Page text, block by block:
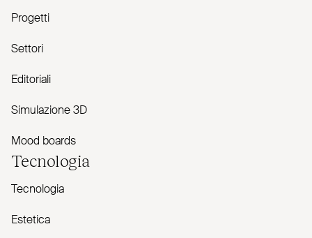
Progetti
Settori
Editoriali
Simulazione 3D
Mood boards
Tecnologia
Tecnologia
Estetica